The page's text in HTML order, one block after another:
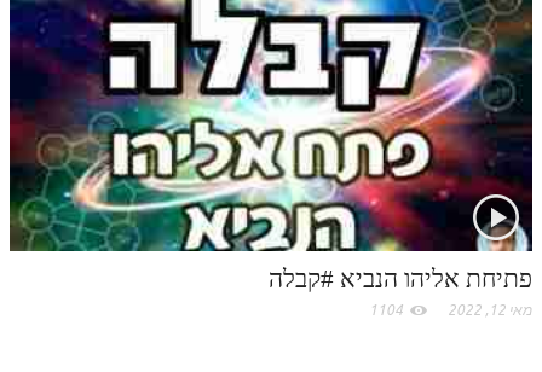
פתיחת אליהו הנביא #קבלה
מאי 12, 2022 1104